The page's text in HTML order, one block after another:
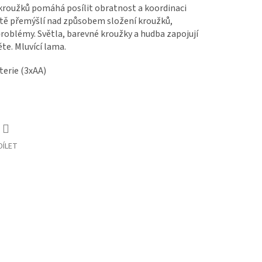
pomáhá posílit obratnost a koordinaci
přemýšlí nad způsobem složení kroužků,
Světla, barevné kroužky a hudba zapojují
Mluvící lama.
(3xAA)